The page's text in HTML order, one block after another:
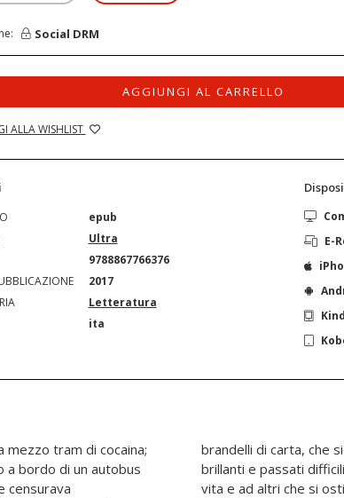
Social DRM
AGGIUNGI AL CARRELLO
ALLA WISHLIST
epub
Ultra
9788867766376
2017
Letteratura
ita
E-
mezzo tram di cocaina;
a bordo di un autobus
censurava
e di notte tra presenti
che reagiscono alla